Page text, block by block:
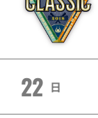
22 日